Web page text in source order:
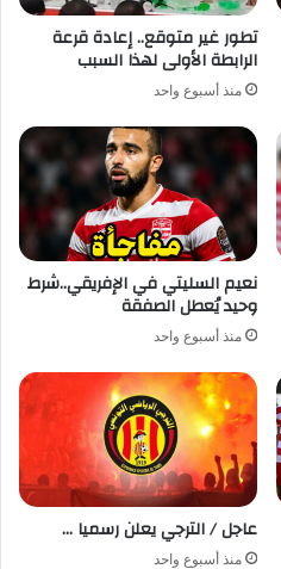
تطور غير متوقع.. إعادة قرعة
الرابطة الأولى لهذا السبب
منذ أسبوع واحد
نعيم السليتي في الإفريقي..شرط
وحيد يُعطل الصفقة
منذ أسبوع واحد
عاجل / الترجي يعلن رسميا …
منذ أسبوع واحد